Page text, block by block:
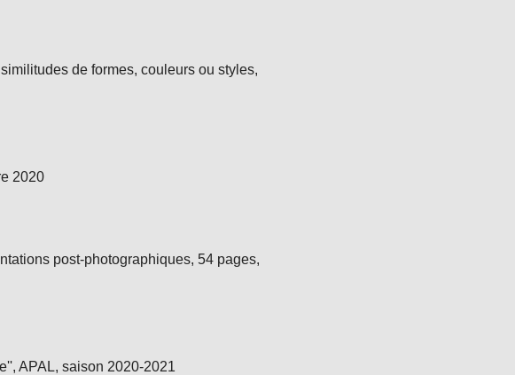
de formes, couleurs ou styles,
2020
post-photographiques, 54 pages,
APAL, saison 2020-2021